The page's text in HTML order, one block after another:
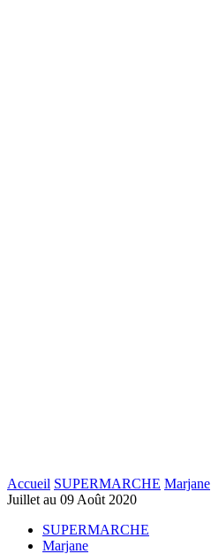
Accueil SUPERMARCHE Marjane
Juillet au 09 Août 2020
SUPERMARCHE
Marjane